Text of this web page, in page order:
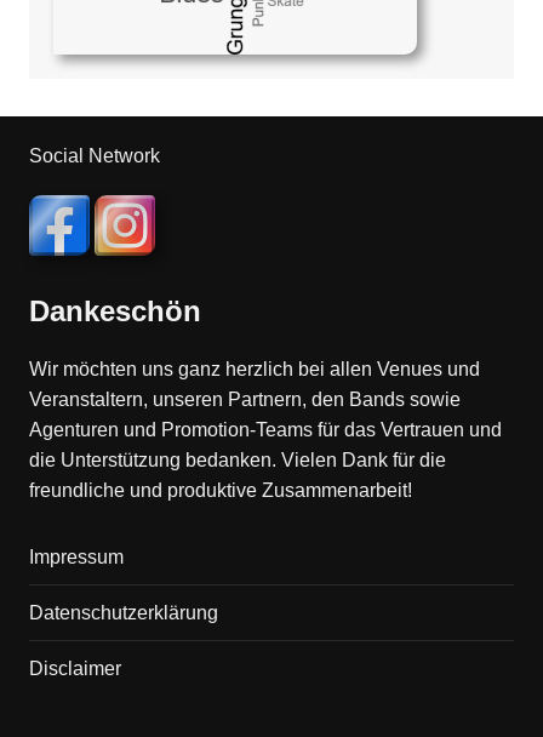
Social Network
Dankeschön
Wir möchten uns ganz herzlich bei allen Venues und
Veranstaltern, unseren Partnern, den Bands sowie
Agenturen und Promotion-Teams für das Vertrauen und
die Unterstützung bedanken. Vielen Dank für die
freundliche und produktive Zusammenarbeit!
Impressum
Datenschutzerklärung
Disclaimer